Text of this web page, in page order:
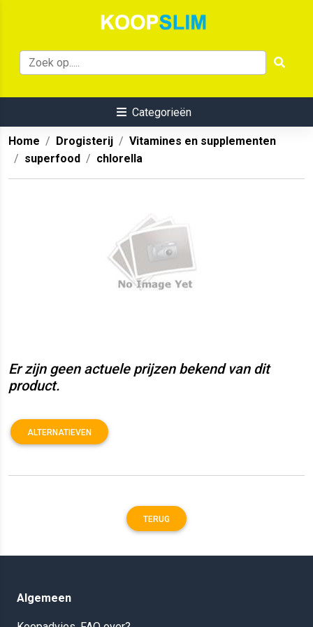
Categorieën
Home Drogisterij
Vitamines en supplementen
superfood
chlorella
Er zijn geen actuele prijzen bekend van dit
product.
ALTERNATIEVEN
TERUG
Algemeen